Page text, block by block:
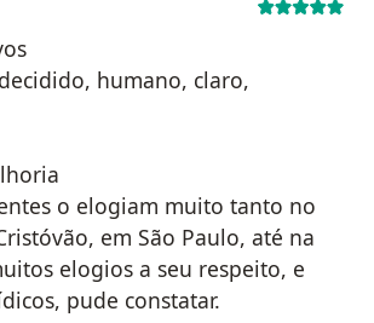
humano, claro,
o elogiam muito tanto no
em São Paulo, até na
elogios a seu respeito, e
pude constatar.